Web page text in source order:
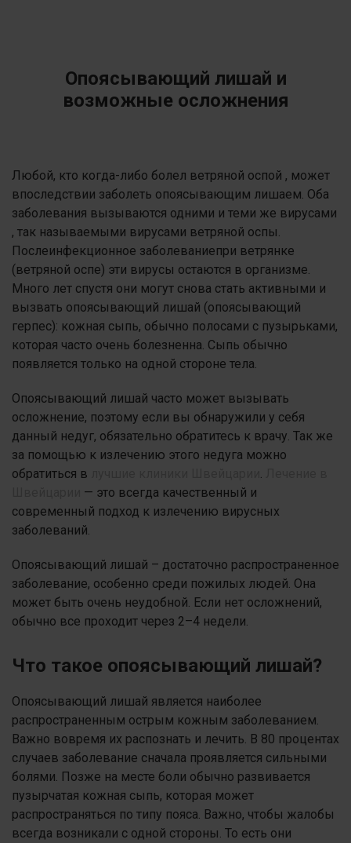
Опоясывающий лишай и
возможные осложнения
Любой, кто когда-либо болел ветряной оспой , может
впоследствии заболеть опоясывающим лишаем. Оба
заболевания вызываются одними и теми же вирусами
, так называемыми вирусами ветряной оспы.
Послеинфекционное заболеваниепри ветрянке
(ветряной оспе) эти вирусы остаются в организме.
Много лет спустя они могут снова стать активными и
вызвать опоясывающий лишай (опоясывающий
герпес): кожная сыпь, обычно полосами с пузырьками,
которая часто очень болезненна. Сыпь обычно
появляется только на одной стороне тела.
Опоясывающий лишай часто может вызывать
осложнение, поэтому если вы обнаружили у себя
данный недуг, обязательно обратитесь к врачу. Так же
за помощью к излечению этого недуга можно
обратиться в
— это всегда качественный и
современный подход к излечению вирусных
заболеваний.
Опоясывающий лишай – достаточно распространенное
заболевание, особенно среди пожилых людей. Она
может быть очень неудобной. Если нет осложнений,
обычно все проходит через 2–4 недели.
Что такое опоясывающий лишай?
Опоясывающий лишай является наиболее
распространенным острым кожным заболеванием.
Важно вовремя их распознать и лечить. В 80 процентах
случаев заболевание сначала проявляется сильными
болями. Позже на месте боли обычно развивается
пузырчатая кожная сыпь, которая может
распространяться по типу пояса. Важно, чтобы жалобы
всегда возникали с одной стороны. То есть они